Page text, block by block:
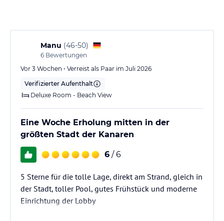
Das Hotel bietet einen Fitnessraum als Teil des Sport- und
Freizeitangebotes. Ein Naturbadeteich ist ebenfalls in der Nähe
vorhanden, der eine sandige Badegelegenheit bietet. Außerdem
stehen externe Bereiche wie der Strand Playa de las Canteras und
zur Verfügung.
verbindlichen Angebotsdetails des jeweiligen Veranstalters.
Manu (46-50)
6 Bewertungen
Vor 3 Wochen • Verreist als Paar im Juli 2026
Verifizierter Aufenthalt
Deluxe Room - Beach View
Eine Woche Erholung mitten in der
größten Stadt der Kanaren
6 / 6
5 Sterne für die tolle Lage, direkt am Strand, gleich in
der Stadt, toller Pool, gutes Frühstück und moderne
Einrichtung der Lobby